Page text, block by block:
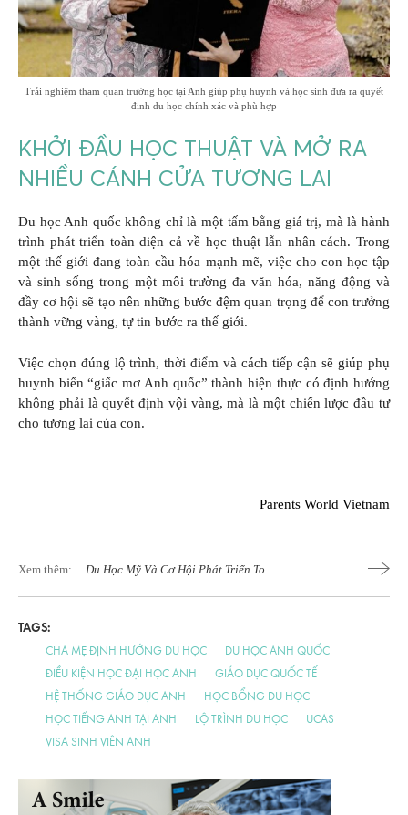
Trải nghiệm tham quan trường học tại Anh giúp phụ huynh và học sinh đưa ra quyết
định du học chính xác và phù hợp
KHỞI ĐẦU HỌC THUẬT VÀ MỞ RA
NHIỀU CÁNH CỬA TƯƠNG LAI
Du học Anh quốc không chỉ là một tấm bằng giá trị, mà là hành
trình phát triển toàn diện cả về học thuật lẫn nhân cách. Trong
một thế giới đang toàn cầu hóa mạnh mẽ, việc cho con học tập
và sinh sống trong một môi trường đa văn hóa, năng động và
đầy cơ hội sẽ tạo nên những bước đệm quan trọng để con trưởng
thành vững vàng, tự tin bước ra thế giới.
Việc chọn đúng lộ trình, thời điểm và cách tiếp cận sẽ giúp phụ
huynh biến “giấc mơ Anh quốc” thành hiện thực có định hướng
không phải là quyết định vội vàng, mà là một chiến lược đầu tư
cho tương lai của con.
Parents World Vietnam
Xem thêm:
Du Học Mỹ Và Cơ Hội Phát Triển Toàn
TAGS:
CHA MẸ ĐỊNH HƯỚNG DU HỌC
DU HỌC ANH QUỐC
ĐIỀU KIỆN HỌC ĐẠI HỌC ANH
GIÁO DỤC QUỐC TẾ
HỆ THỐNG GIÁO DỤC ANH
HỌC BỔNG DU HỌC
HỌC TIẾNG ANH TẠI ANH
LỘ TRÌNH DU HỌC
UCAS
VISA SINH VIÊN ANH